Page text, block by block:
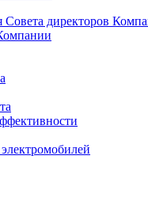
Совета директоров